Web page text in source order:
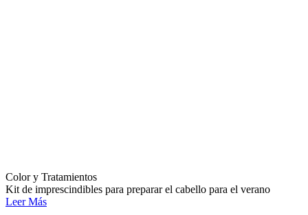
Color y Tratamientos
Kit de imprescindibles para preparar el cabello para el verano
Leer Más